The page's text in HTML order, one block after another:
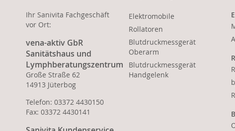
Ihr Sanivita Fachgeschäft
vor Ort:
vena-aktiv GbR
Sanitätshaus und
Lymphberatungszentrum
Große Straße 62
14913 Jüterbog
Telefon: 03372 4430150
Fax: 03372 4430141
Elektromobile
Rollatoren
Blutdruckmessgerät
Oberarm
Blutdruckmessgerät
Handgelenk